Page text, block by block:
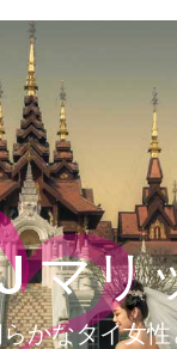
かなタイ女
マリ